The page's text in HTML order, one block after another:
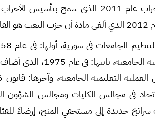
من صدور قانون الأحزاب عام 2011 الذي
ضمن العملية التعليمية
في مجالس الكليات ومجالس الشؤون
جديدة إلى مستحقي المنح، إرضاءً